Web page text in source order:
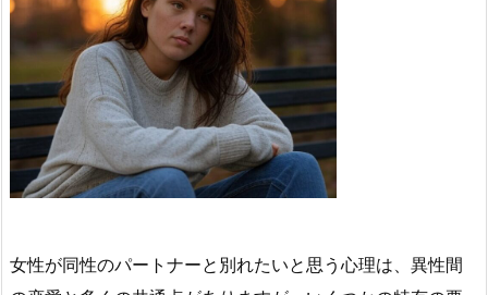
女性が同性のパートナーと別れたいと思う心理は、異性間